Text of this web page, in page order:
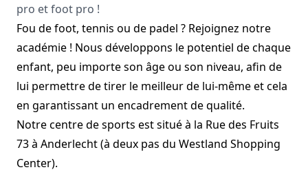
pro et foot pro !
Fou de foot, tennis ou de padel ? Rejoignez notre
académie ! Nous développons le potentiel de chaque
enfant, peu importe son âge ou son niveau, afin de
lui permettre de tirer le meilleur de lui-même et cela
en garantissant un encadrement de qualité.
Notre centre de sports est situé à la Rue des Fruits
73 à Anderlecht (à deux pas du Westland Shopping
Center).